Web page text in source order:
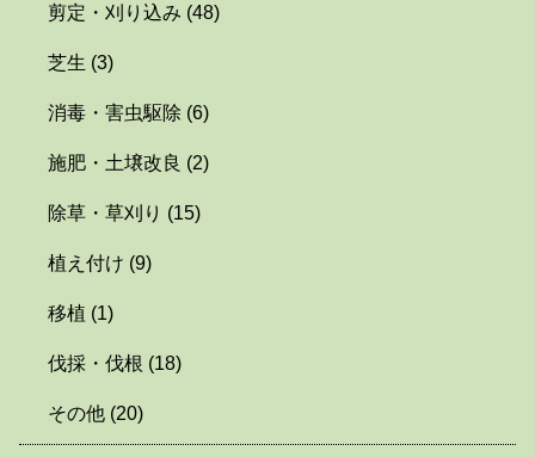
剪定・刈り込み (48)
芝生 (3)
消毒・害虫駆除 (6)
施肥・土壌改良 (2)
除草・草刈り (15)
植え付け (9)
移植 (1)
伐採・伐根 (18)
その他 (20)